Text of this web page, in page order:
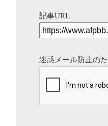
記事URL
迷惑メール防止の